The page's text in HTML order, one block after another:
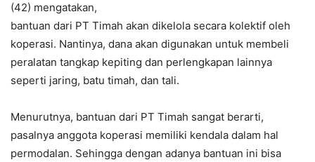
(42) mengatakan,
bantuan dari PT Timah akan dikelola secara kolektif oleh
koperasi. Nantinya, dana akan digunakan untuk membeli
peralatan tangkap kepiting dan perlengkapan lainnya
seperti jaring, batu timah, dan tali.
Menurutnya, bantuan dari PT Timah sangat berarti,
pasalnya anggota koperasi memiliki kendala dalam hal
permodalan. Sehingga dengan adanya bantuan ini bisa